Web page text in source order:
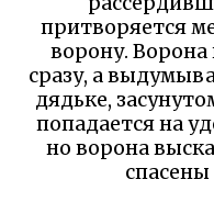
притворяется
ворону.
сразу, а
дядьке,
попадается на
но ворона
спасены